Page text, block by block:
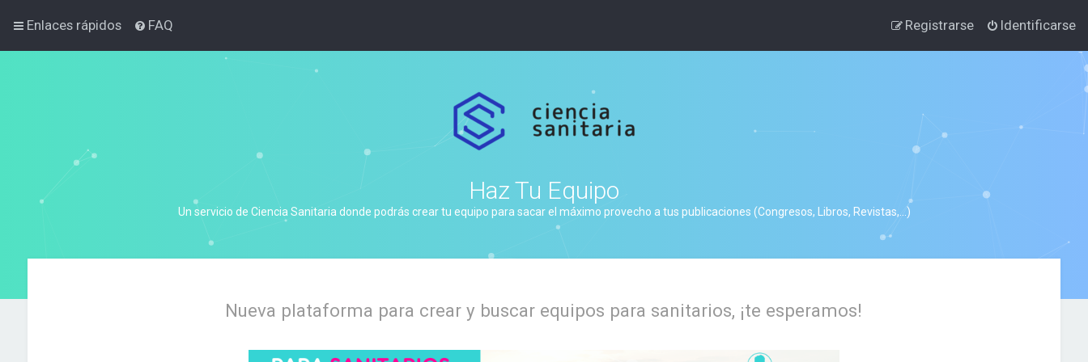
Enlaces rápidos FAQ Identificarse
Registrarse
Haz Tu Equipo
Un servicio de Ciencia Sanitaria donde podrás crear tu equipo para sacar el máximo provecho a tus publicaciones (Congresos, Libros, Revistas,...)
Nueva plataforma para crear y buscar equipos para sanitarios, ¡te esperamos!